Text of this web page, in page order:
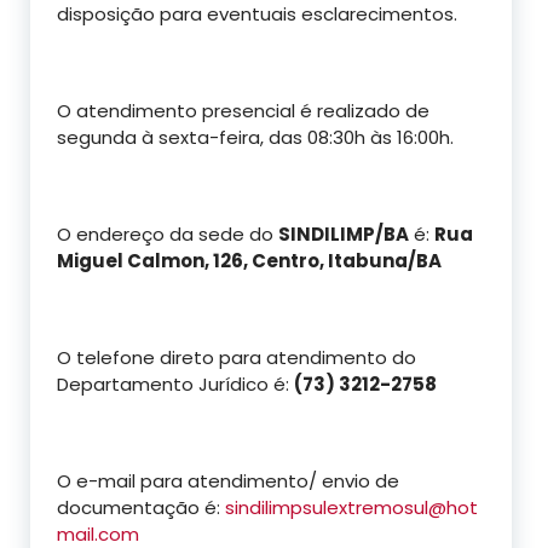
disposição para eventuais esclarecimentos.
O atendimento presencial é realizado de
segunda à sexta-feira, das 08:30h às 16:00h.
O endereço da sede do SINDILIMP/BAé: Rua
Miguel Calmon, 126, Centro, Itabuna/BA
O telefone direto para atendimento do
Departamento Jurídico é: (73) 3212-2758
O e-mail para atendimento/ envio de
documentação é: sindilimpsulextremosul@hot
mail.com